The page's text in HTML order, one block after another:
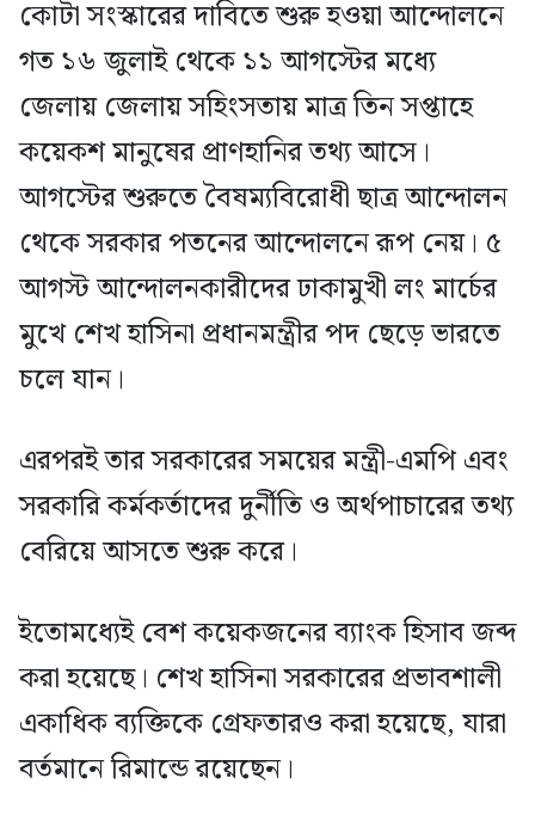
কোটা সংস্কারের দাবিতে শুরু হওয়া আন্দোলনে
গত ১৬ জুলাই থেকে ১১ আগস্টের মধ্যে
জেলায় জেলায় সহিংসতায় মাত্র তিন সপ্তাহে
কয়েকশ মানুষের প্রাণহানির তথ্য আসে।
আগস্টের শুরুতে বৈষম্যবিরোধী ছাত্র আন্দোলন
থেকে সরকার পতনের আন্দোলনে রূপ নেয়। ৫
আগস্ট আন্দোলনকারীদের ঢাকামুখী লং মার্চের
মুখে শেখ হাসিনা প্রধানমন্ত্রীর পদ ছেড়ে ভারতে
চলে যান।
এরপরই তার সরকারের সময়ের মন্ত্রী-এমপি এবং
সরকারি কর্মকর্তাদের দুর্নীতি ও অর্থপাচারের তথ্য
বেরিয়ে আসতে শুরু করে।
ইতোমধ্যেই বেশ কয়েকজনের ব্যাংক হিসাব জব্দ
করা হয়েছে। শেখ হাসিনা সরকারের প্রভাবশালী
একাধিক ব্যক্তিকে গ্রেফতারও করা হয়েছে, যারা
বর্তমানে রিমান্ডে রয়েছেন।